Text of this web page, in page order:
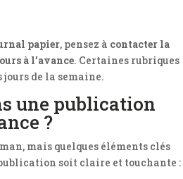
papier, pensez à contacter la
à l’avance. Certaines rubriques
de la semaine.
une publication
?
mais quelques éléments clés
soit claire et touchante :